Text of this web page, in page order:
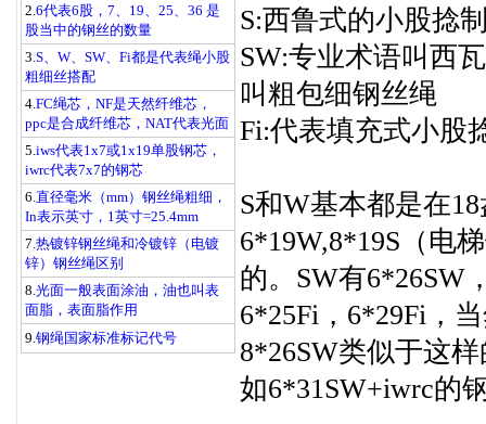
2.6代表6股，7、19、25、36 是
股当中的钢丝的数量
3.S、W、SW、Fi都是代表绳小股
粗细丝搭配
4.FC绳芯，NF是天然纤维芯，
ppc是合成纤维芯，NAT代表光面
5.iws代表1x7或1x19单股钢芯，
iwrc代表7x7的钢芯
6.直径毫米（mm）钢丝绳粗细，
In表示英寸，1英寸=25.4mm
7.热镀锌钢丝绳和冷镀锌（电镀
锌）钢丝绳区别
8.光面一般表面涂油，油也叫表
面脂，表面脂作用
9.钢绳国家标准标记代号
S:西鲁式的小股捻
SW:专业术语叫西
叫粗包细钢丝绳
Fi:代表填充式小股
S和W基本都是在
6*19W,8*19S（电
的。SW有6*26SW
6*25Fi，6*29Fi，
8*26SW类似于这
如6*31SW+iwrc的